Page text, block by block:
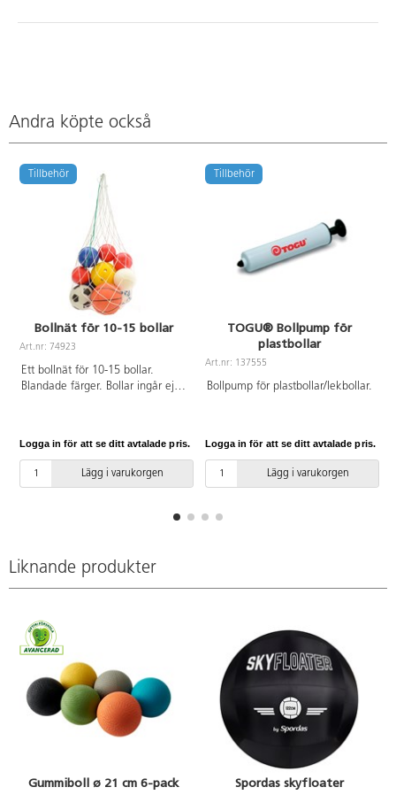
Andra köpte också
Tillbehör
Bollnät för 10-15 bollar
Art.nr: 74923
Ett bollnät för 10-15 bollar.
Blandade färger. Bollar ingår ej.
Logga in för att se ditt avtalade pris.
Lägg i varukorgen
Tillbehör
TOGU® Bollpump för
plastbollar
Art.nr: 137555
Bollpump för plastbollar/lekbollar.
Logga in för att se ditt avtalade pris.
Lägg i varukorgen
Liknande produkter
Gummiboll ø 21 cm 6-pack Spordas skyfloater